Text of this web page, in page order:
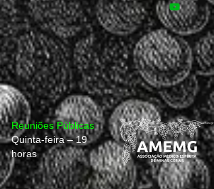
Reuniões Públicas
Quinta-feira – 19
horas